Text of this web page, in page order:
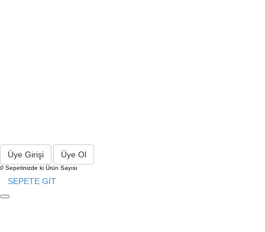
Üye Girişi Üye Ol
0 Sepetinizde ki Ürün Sayısı
SEPETE GİT